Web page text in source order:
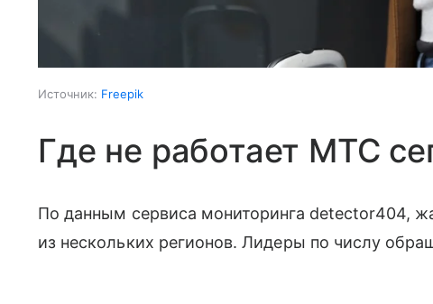
Источник: Freepik
Где не работает МТС
По данным сервиса мониторинга detector404,
из нескольких регионов. Лидеры по числу